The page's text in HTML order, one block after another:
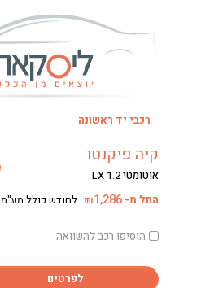
רכבי יד ראשונה
קיה פיקנטו
אוטומטי LX 1.2
החל מ- ₪1,286 לחודש כולל מע"מ
הוסיפו רכב להשוואה
לפרטים